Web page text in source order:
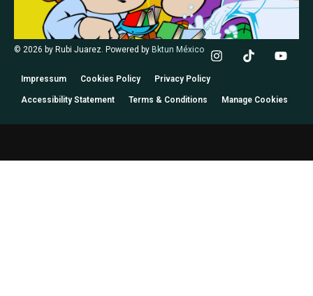
© 2026 by Rubi Juarez. Powered by Bktun México
Impressum Cookies Policy Privacy Policy
Accessibility Statement Terms & Conditions Manage Cookies